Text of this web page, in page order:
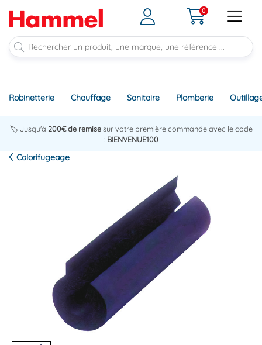
0
Robinetterie Chauffage Sanitaire Plomberie
🏷️ Jusqu'à 200€ de remisesur votre première commande avec le code
: BIENVENUE100
Calorifugeage